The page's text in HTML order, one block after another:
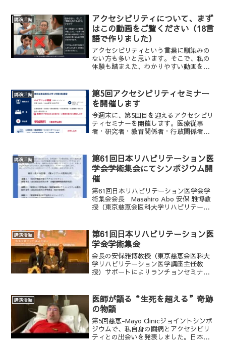
講演活動
アクセシビリティについて、まず
はこの動画をご覧ください（18言
語で作りました）
アクセシビリティという言葉に馴染みの
ない方も多いと思います。そこで、私の
体験も踏まえた、わかりやすい動画を１
ルダウンメニューで言語を選べば、ご覧
になれます。ようこそ、ア...
講演活動
第5回アクセシビリティセミナー
を開催します
今週末に、第5回目を迎えるアクセシビリ
ティセミナーを開催します。医療従事
者・研究者・教育関係者・行政関係者・
のある一般の皆さまも大歓迎です。開催
概要• 日時:2026年...
講演活動
第61回日本リハビリテーション医
学会学術集会にてシンポジウム開
催
第61回日本リハビリテーション医学会学
術集会会長 Masahiro Abo 安保 雅博教
授（東京慈恵会医科大学リハビリテーシ
ウムを開催します。ランチョンと同じ...
講演活動
第61回日本リハビリテーション医
学会学術集会
会長の安保雅博教授（東京慈恵会医科大
学リハビリテーション医学講座主任教
授）サポートによりランチョンセミナー
ビリテーション医学会学術集会#アクセシ
ビリティ
講演活動
医師が語る“生死を超える”奇跡
の物語
第5回慈恵-Mayo Clinicジョイントシンポ
ジウムで、私自身の闘病とアクセシビリ
ティとの出会いを発表しました。日本語